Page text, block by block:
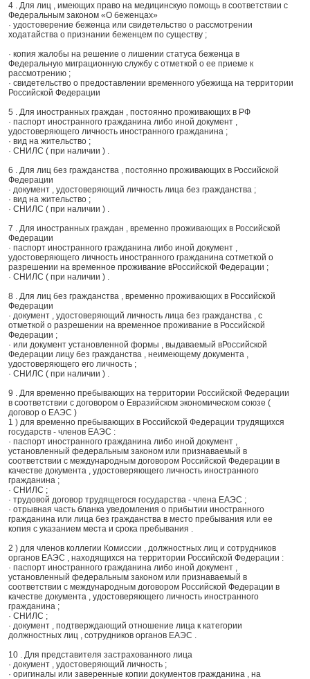
4 . Для лиц , имеющих право на медицинскую помощь в соответствии с
Федеральным законом «О беженцах»
· удостоверение беженца или свидетельство о рассмотрении
ходатайства о признании беженцем по существу ;
· копия жалобы на решение о лишении статуса беженца в
Федеральную миграционную службу с отметкой о ее приеме к
рассмотрению ;
· свидетельство о предоставлении временного убежища на территории
Российской Федерации
5 . Для иностранных граждан , постоянно проживающих в РФ
· паспорт иностранного гражданина либо иной документ ,
удостоверяющего личность иностранного гражданина ;
· вид на жительство ;
· СНИЛС ( при наличии ) .
6 . Для лиц без гражданства , постоянно проживающих в Российской
Федерации
· документ , удостоверяющий личность лица без гражданства ;
· вид на жительство ;
· СНИЛС ( при наличии ) .
7 . Для иностранных граждан , временно проживающих в Российской
Федерации
· паспорт иностранного гражданина либо иной документ ,
удостоверяющего личность иностранного гражданина сотметкой о
разрешении на временное проживание вРоссийской Федерации ;
· СНИЛС ( при наличии ) .
8 . Для лиц без гражданства , временно проживающих в Российской
Федерации
· документ , удостоверяющий личность лица без гражданства , с
отметкой о разрешении на временное проживание в Российской
Федерации ;
· или документ установленной формы , выдаваемый вРоссийской
Федерации лицу без гражданства , неимеющему документа ,
удостоверяющего его личность ;
· СНИЛС ( при наличии ) .
9 . Для временно пребывающих на территории Российской Федерации
в соответствии с договором о Евразийском экономическом союзе (
договор о ЕАЭС )
1 ) для временно пребывающих в Российской Федерации трудящихся
государств - членов ЕАЭС :
· паспорт иностранного гражданина либо иной документ ,
установленный федеральным законом или признаваемый в
соответствии с международным договором Российской Федерации в
качестве документа , удостоверяющего личность иностранного
гражданина ;
· СНИЛС ;
· трудовой договор трудящегося государства - члена ЕАЭС ;
· отрывная часть бланка уведомления о прибытии иностранного
гражданина или лица без гражданства в место пребывания или ее
копия с указанием места и срока пребывания .
2 ) для членов коллегии Комиссии , должностных лиц и сотрудников
органов ЕАЭС , находящихся на территории Российской Федерации :
· паспорт иностранного гражданина либо иной документ ,
установленный федеральным законом или признаваемый в
соответствии с международным договором Российской Федерации в
качестве документа , удостоверяющего личность иностранного
гражданина ;
· СНИЛС ;
· документ , подтверждающий отношение лица к категории
должностных лиц , сотрудников органов ЕАЭС .
10 . Для представителя застрахованного лица
· документ , удостоверяющий личность ;
· оригиналы или заверенные копии документов гражданина , на